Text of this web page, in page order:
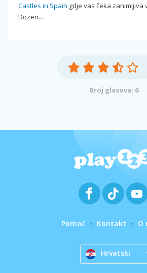
Castles in Spain gdje vas čeka zanimljiva
Dozen...
Broj glasova: 6
Pomoć Kontakt O
Hrvatski